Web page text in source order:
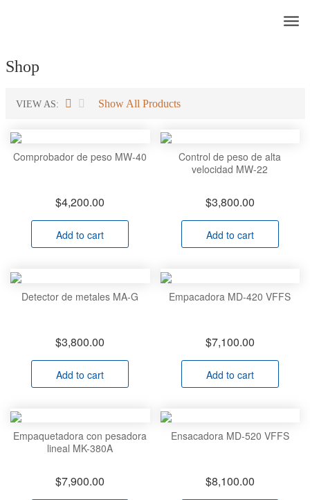
Shop
VIEW AS: Show All Products
Comprobador de peso MW-40
$4,200.00
Add to cart
Control de peso de alta
velocidad MW-22
$3,800.00
Add to cart
Detector de metales MA-G
$3,800.00
Add to cart
Empacadora MD-420 VFFS
$7,100.00
Add to cart
Empaquetadora con pesadora
lineal MK-380A
$7,900.00
Ensacadora MD-520 VFFS
$8,100.00